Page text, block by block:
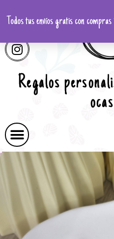
Regalos
Todos tus envíos gratis con